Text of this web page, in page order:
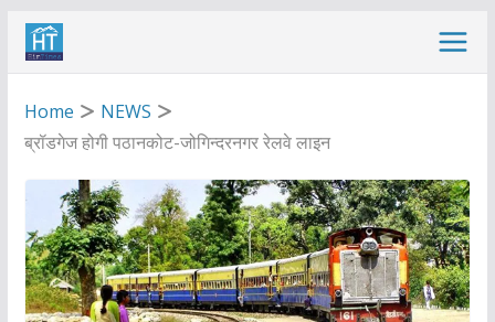
Skip
Home
NEWS
ब्रॉडगेज होगी पठानकोट-जोगिन्दरनगर रेलवे लाइन